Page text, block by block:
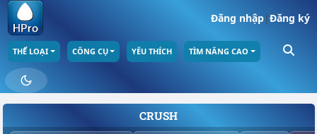
Đăng nhập|Đăng ký
THỂ LOẠI CÔNG CỤ YÊU THÍCH TÌM NÂNG CAO
CRUSH